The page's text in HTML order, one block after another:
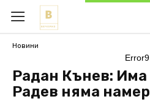
Новини
Error9
Радан Кънев: Има
Радев няма